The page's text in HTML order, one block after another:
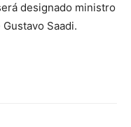
designado ministro
Saadi.